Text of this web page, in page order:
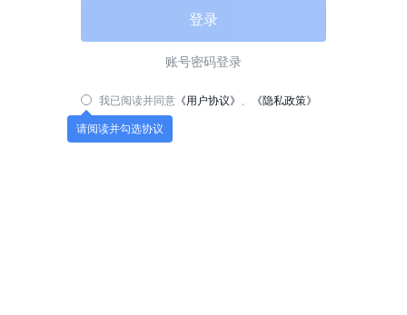
登录
账号密码登录
我已阅读并同意 《用户协议》 《隐私政策》
请阅读并勾选协议